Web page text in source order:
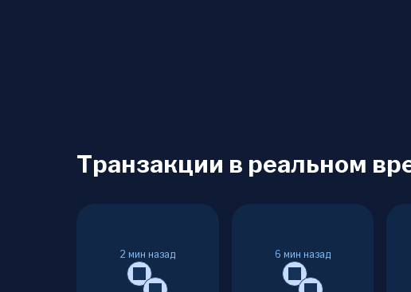
Транзакции в реальном
2 мин назад 6 мин назад